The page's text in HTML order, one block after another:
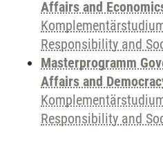
Affairs and
Responsibility and
Masterprogramm
Affairs and
Responsibility and